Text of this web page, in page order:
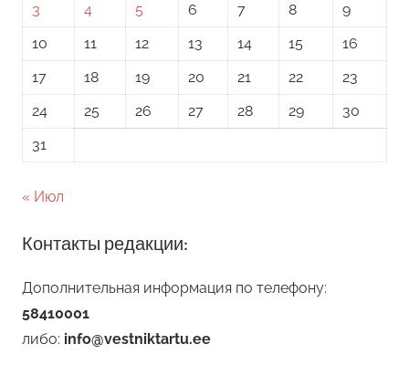
3
4 5 6 7 8
9
10
11 12 13 14 15
16
17
18 19 20 21 22
23
24
25 26 27 28 29
30
31
« Июл
Контакты редакции:
Дополнительная информация по телефону:
58410001
либо: info@vestniktartu.ee